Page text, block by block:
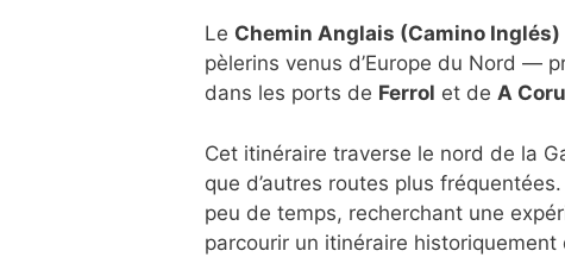
Le Chemin Anglais (Camino Inglés)
pèlerins venus d’Europe du Nord —
dans les ports de Ferrol et de A
Cet itinéraire traverse le nord de la
que d’autres routes plus
peu de temps, recherchant une
parcourir un itinéraire